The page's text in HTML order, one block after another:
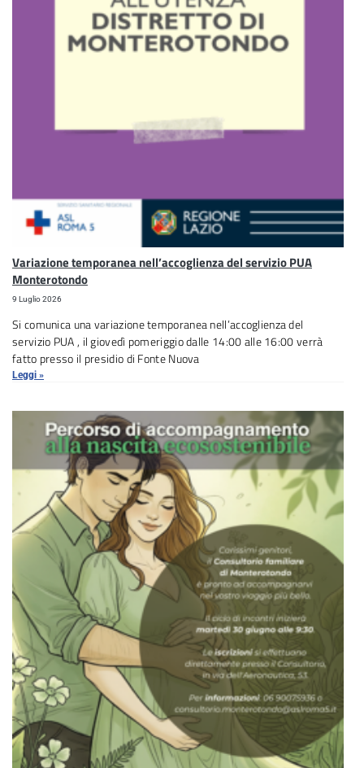
Variazione temporanea nell’accoglienza del servizio PUA
Monterotondo
9 Luglio 2026
Si comunica una variazione temporanea nell’accoglienza del
servizio PUA , il giovedì pomeriggio dalle 14:00 alle 16:00 verrà
fatto presso il presidio di Fonte Nuova
Leggi »